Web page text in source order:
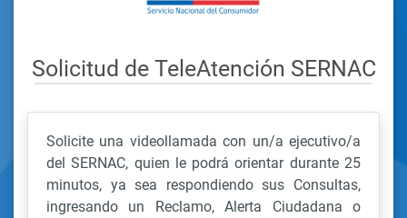
Solicitud de TeleAtención SERNAC
Solicite una videollamada con un/a ejecutivo/a
del SERNAC, quien le podrá orientar durante 25
minutos, ya sea respondiendo sus Consultas,
ingresando un Reclamo, Alerta Ciudadana o